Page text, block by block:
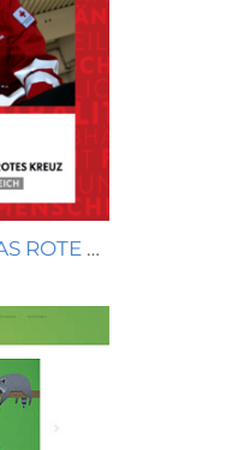
AUS LIEBE ZUM MENSCHEN-DAS ROTE KREUZ